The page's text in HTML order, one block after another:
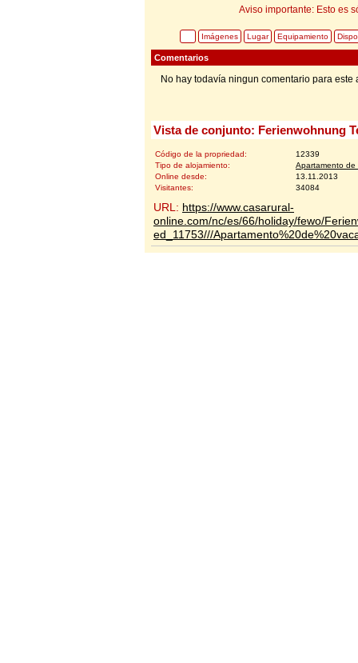
Aviso importante: Esto es
Imágenes Lugar Equipamiento
Comentarios
No hay todavía ningun comentario para este
Vista de conjunto: Ferienwohnung
Código de la propriedad:
12339
Tipo de alojamiento:
Apartamento de
Online desde:
13.11.2013
Visitantes:
34084
URL: https://www.casarural-
online.com/nc/es/66/holiday/fewo/
ed_11753///